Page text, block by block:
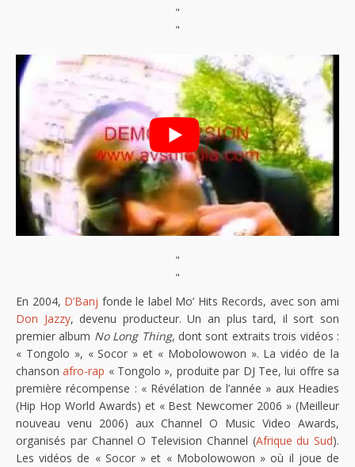
"
"
"
"
En 2004, D’Banj fonde le label Mo’ Hits Records, avec son ami
Don Jazzy, devenu producteur. Un an plus tard, il sort son
premier album No Long Thing, dont sont extraits trois vidéos :
« Tongolo », « Socor » et « Mobolowowon ». La vidéo de la
chansonafro-rap « Tongolo », produite par DJ Tee, lui offre sa
première récompense : « Révélation de l’année » aux Headies
(Hip Hop World Awards) et « Best Newcomer 2006 » (Meilleur
nouveau venu 2006) aux Channel O Music Video Awards,
organisés par Channel O Television Channel (Afrique du Sud).
Les vidéos de « Socor » et « Mobolowowon » où il joue de